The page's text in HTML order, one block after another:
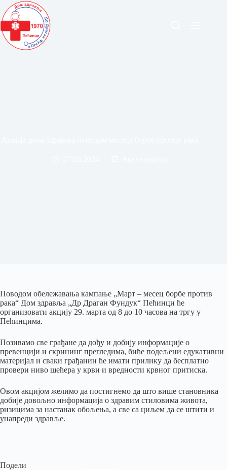
Поводом обележавања кампање „Март – месец борбе против
рака“ Дом здравља „Др Драган Фундук“ Пећинци ће
организовати акцију 29. марта од 8 до 10 часова на тргу у
Пећинцима.
Позивамо све грађане да дођу и добију информације о
превенцији и скрининг прегледима, биће подељени едукативни
материјал и сваки грађанин ће имати прилику да бесплатно
провери ниво шећера у крви и вредности крвног притиска.
Овом акцијом желимо да постигнемо да што више становника
добије довољно информација о здравим стиловима живота,
ризицима за настанак обољења, а све са циљем да се штити и
унапреди здравље.
Подели